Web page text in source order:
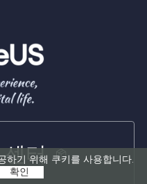
하기 위해 쿠키를 사용합니다.
확인
센터